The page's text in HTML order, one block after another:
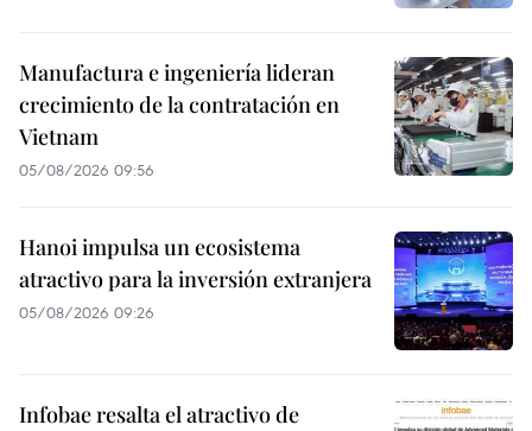
Manufactura e ingeniería lideran
crecimiento de la contratación en
Vietnam
05/08/2026 09:56
Hanoi impulsa un ecosistema
atractivo para la inversión extranjera
05/08/2026 09:26
Infobae resalta el atractivo de